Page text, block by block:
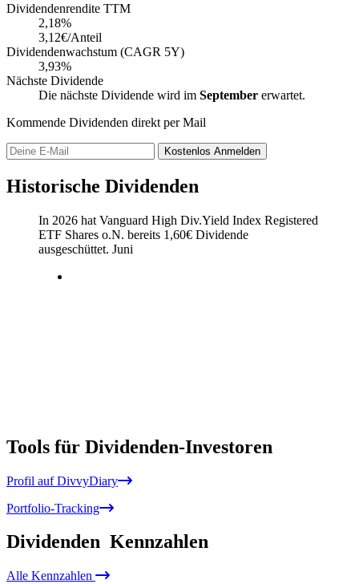
Dividendenrendite TTM
2,18%
3,12€/Anteil
Dividendenwachstum (CAGR 5Y)
3,93%
Nächste Dividende
Die nächste Dividende wird im September erwartet.
Kommende Dividenden direkt per Mail
Kostenlos Anmelden
Historische Dividenden
In 2026 hat Vanguard High Div.Yield Index Registered
ETF Shares o.N. bereits 1,60€ Dividende
ausgeschüttet. Juni
Tools für Dividenden-Investoren
Profil auf DivvyDiary
Portfolio-Tracking
Dividenden Kennzahlen
Alle Kennzahlen